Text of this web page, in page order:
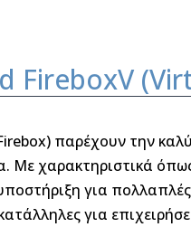
FireboxV
παρέχουν την
Με χαρακτηριστικά
για πολλαπλές
για